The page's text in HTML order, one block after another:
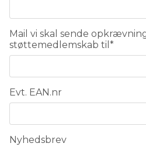
Mail vi skal sende
støttemedlemskab til *
Evt. EAN.nr
Nyhedsbrev